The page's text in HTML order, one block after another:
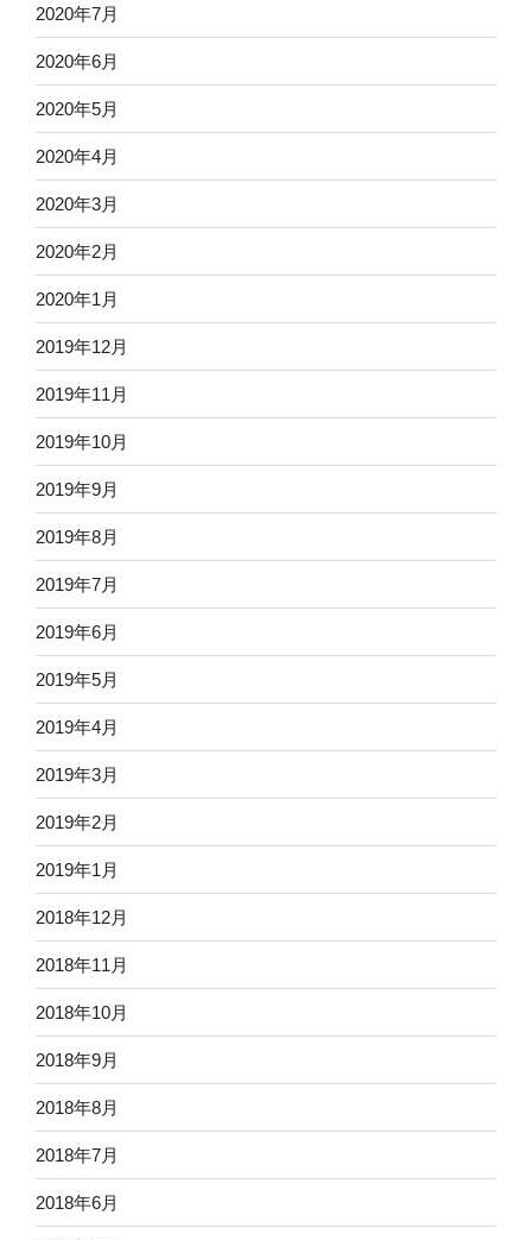
2020年7月
2020年6月
2020年5月
2020年4月
2020年3月
2020年2月
2020年1月
2019年12月
2019年11月
2019年10月
2019年9月
2019年8月
2019年7月
2019年6月
2019年5月
2019年4月
2019年3月
2019年2月
2019年1月
2018年12月
2018年11月
2018年10月
2018年9月
2018年8月
2018年7月
2018年6月